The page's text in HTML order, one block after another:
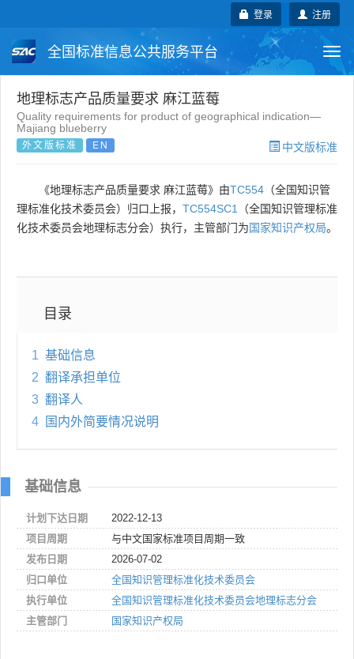
注册
登录
全国标准信息公共服务平台
国家标准 行业标准
团体标准
地理标志产品质量要求 麻江蓝莓
Quality requirements for product of geographical indication—
Majiang blueberry
外文版标准 EN 中文版标准
《地理标志产品质量要求 麻江蓝莓》由TC554 （全国知识管
理标准化技术委员会）归口上报， TC554SC1
（全国知识管理标准
化技术委员会地理标志分会）执行，主管部门为国家知识产权局。
目录
1 基础信息
2 翻译承担单位
3 翻译人
4
国内外简要情况说明
基础信息
计划下达日期
2022-12-13
项目周期
与中文国家标准项目周期一致
发布日期
2026-07-02
归口单位
全国知识管理标准化技术委员会
执行单位
全国知识管理标准化技术委员会地理标志分会
主管部门
国家知识产权局